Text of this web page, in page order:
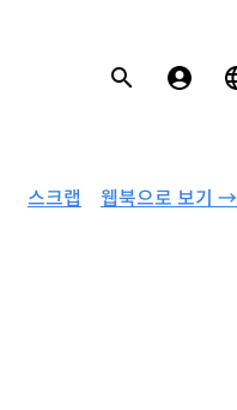
웹북으로 보기 →
스크랩